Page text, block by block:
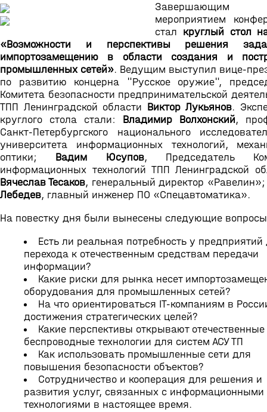
Завершающим
мероприятием
стал круглый стол
«Возможности и перспективы решения
импортозамещению в области создания и
промышленных сетей». Ведущим выступил вице-
по развитию концерна "Русское оружие",
Комитета безопасности предпринимательской
ТПП Ленинградской области Виктор Лукьянов.
круглого стола стали: Владимир Волхонский,
Санкт-Петербургского национального
университета информационных технологий,
оптики; Вадим Юсупов, Председатель
информационных технологий ТПП Ленинградской
Вячеслав Тесаков, генеральный директор
Лебедев, главный инженер ПО «Спецавтоматика».
На повестку дня были вынесены следующие
Есть ли реальная потребность у предприятий
перехода к отечественным средствам передачи
информации?
Какие риски для рынка несет
оборудования для промышленных сетей?
На что ориентироваться IT-компаниям в
достижения стратегических целей?
Какие перспективы открывают отечественные
беспроводные технологии для систем АСУ ТП
Как использовать промышленные сети для
повышения безопасности объектов?
Сотрудничество и кооперация для решения и
развития услуг, связанных с информационными
технологиями в настоящее время.